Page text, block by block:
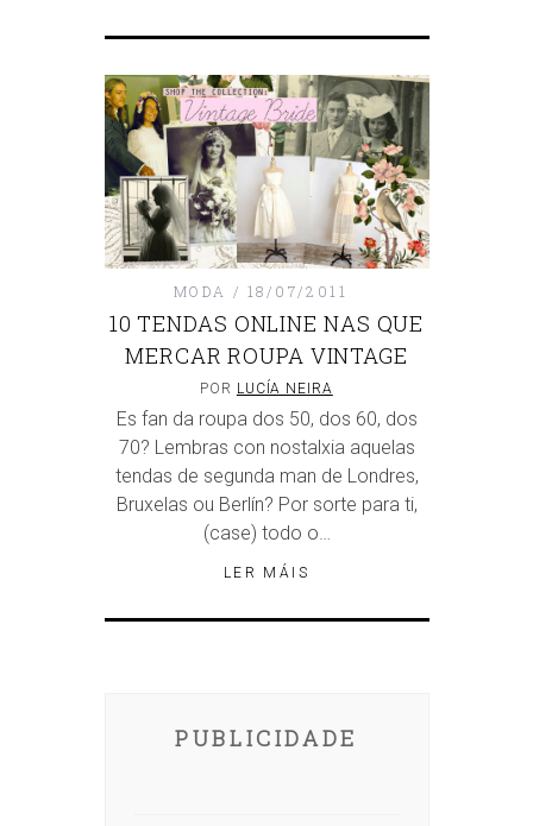
MODA 18/07/2011
10 TENDAS ONLINE NAS QUE
MERCAR ROUPA VINTAGE
POR LUCÍA NEIRA
Es fan da roupa dos 50, dos 60, dos
70? Lembras con nostalxia aquelas
tendas de segunda man de Londres,
Bruxelas ou Berlín? Por sorte para ti,
(case) todo o…
LER MÁIS
PUBLICIDADE